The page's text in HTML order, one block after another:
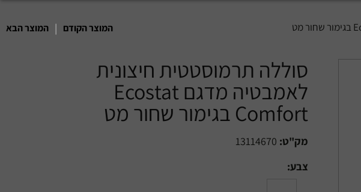
המוצר הקודם | המוצר הבא
סוללה תרמוסטטית חיצונית
לאמבטיה מדגם Ecostat
Comfort בגימור שחור מט
מק"ט: 13114670
צבע: